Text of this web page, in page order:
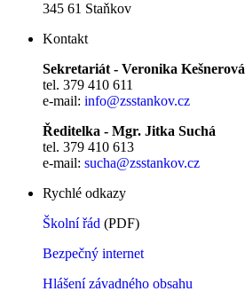
345 61 Staňkov
Kontakt
Sekretariát - Veronika Kešnerová
tel. 379 410 611
e-mail: info@zsstankov.cz
Ředitelka - Mgr. Jitka Suchá
tel. 379 410 613
e-mail: sucha@zsstankov.cz
Rychlé odkazy
Školní řád (PDF)
Bezpečný internet
Hlášení závadného obsahu